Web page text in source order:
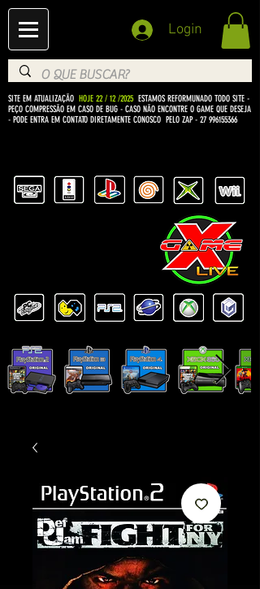
Login
SITE EM ATUALIZAÇÃO HOJE 22 / 12 /2025 ESTAMOS REFORMUNADO TODO SITE -
PEÇO COMPRESSÃO EM CASO DE BUG - CASO NÃO ENCONTRE O GAME QUE DESEJA
- PODE ENTRA EM CONTATO DIRETAMENTE CONOSCO PELO ZAP - 27 996155366